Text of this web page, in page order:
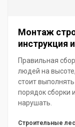
Монтаж
инструкция
Правильная
людей на
стоит
порядок сборки
нарушать.
Строительные